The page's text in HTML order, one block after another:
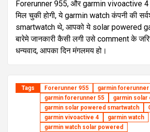
Forerunner 955, और garmin vivoactive 4
मिल चुकी होगी, ये garmin watch कंपनी की
smartwatch थे, आपको ये solar powered
बारेमे जानकारी कैसी लगी उसे comment के
धन्यवाद, आपका दिन मंगलमय हो।
Tags Forerunner 955
garmin forerunner
garmin forerunner 55
garmin solar
garmin solar powered smartwatch
garmin vivoactive 4
garmin watch
garmin watch solar powered